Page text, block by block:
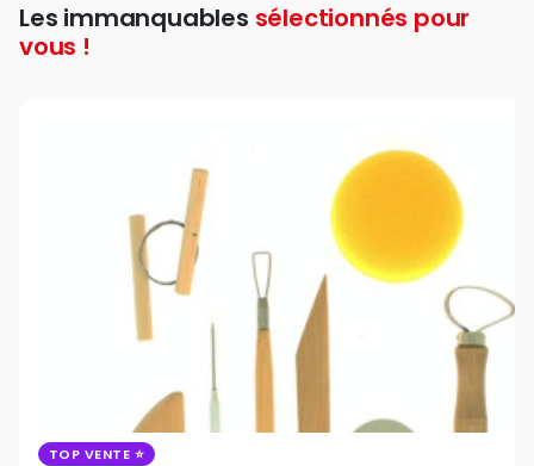
Les immanquables sélectionnés pour
vous !
TOP VENTE